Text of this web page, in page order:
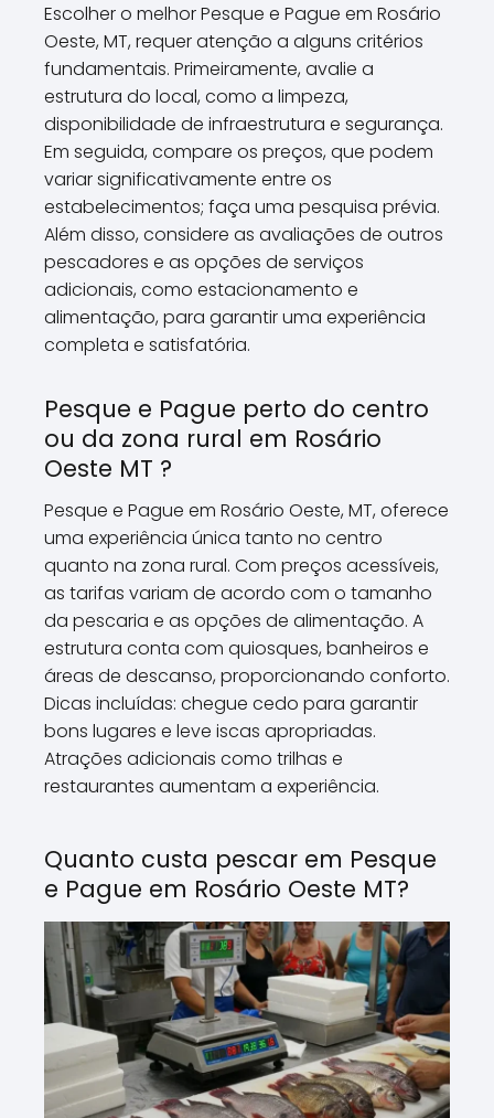
Escolher o melhor Pesque e Pague em Rosário
Oeste, MT, requer atenção a alguns critérios
fundamentais. Primeiramente, avalie a
estrutura do local, como a limpeza,
disponibilidade de infraestrutura e segurança.
Em seguida, compare os preços, que podem
variar significativamente entre os
estabelecimentos; faça uma pesquisa prévia.
Além disso, considere as avaliações de outros
pescadores e as opções de serviços
adicionais, como estacionamento e
alimentação, para garantir uma experiência
completa e satisfatória.
Pesque e Pague perto do centro
ou da zona rural em Rosário
Oeste MT ?
Pesque e Pague em Rosário Oeste, MT, oferece
uma experiência única tanto no centro
quanto na zona rural. Com preços acessíveis,
as tarifas variam de acordo com o tamanho
da pescaria e as opções de alimentação. A
estrutura conta com quiosques, banheiros e
áreas de descanso, proporcionando conforto.
Dicas incluídas: chegue cedo para garantir
bons lugares e leve iscas apropriadas.
Atrações adicionais como trilhas e
restaurantes aumentam a experiência.
Quanto custa pescar em Pesque
e Pague em Rosário Oeste MT?